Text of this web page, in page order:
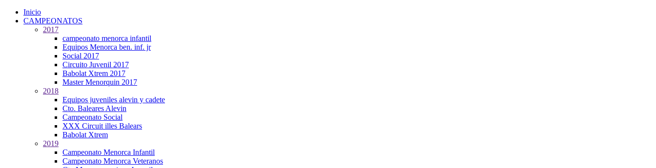
Inicio
CAMPEONATOS
2017
campeonato menorca infantil
Equipos Menorca ben. inf. jr
Social 2017
Circuito Juvenil 2017
Babolat Xtrem 2017
Master Menorquin 2017
2018
Equipos juveniles alevin y cadete
Cto. Baleares Alevin
Campeonato Social
XXX Circuit illes Balears
Babolat Xtrem
2019
Campeonato Menorca Infantil
Campeonato Menorca Veteranos